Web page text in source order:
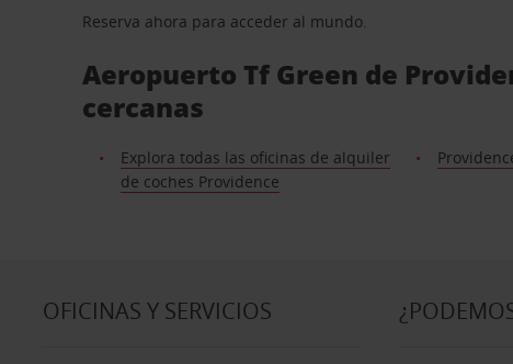
Reserva ahora para acceder al mundo.
Aeropuerto Tf Green de
cercanas
Explora todas las oficinas de alquiler
de coches Providence
OFICINAS Y SERVICIOS